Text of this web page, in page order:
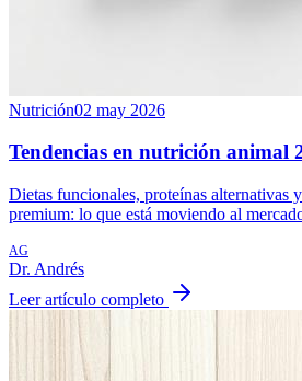
Nutrición02 may 2026
Tendencias en nutrición animal
Dietas funcionales, proteínas alternativas
premium: lo que está moviendo al
AG
Dr. Andrés
Leer artículo completo